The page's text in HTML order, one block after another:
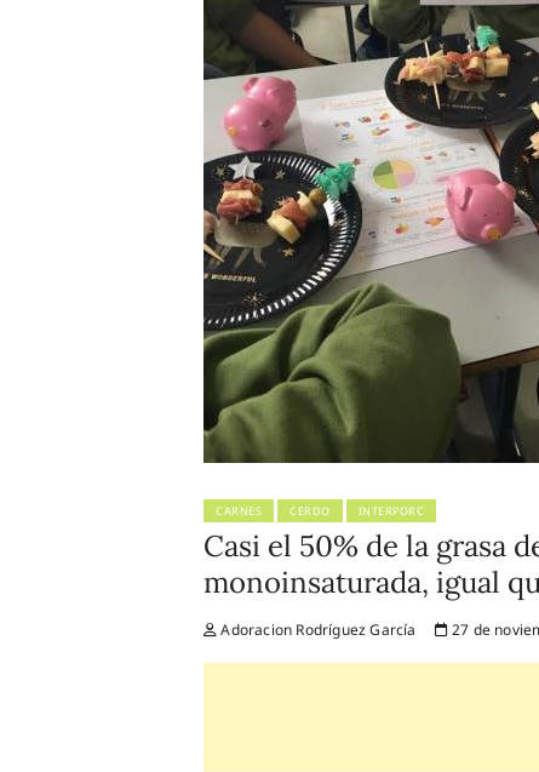
CARNES CERDO INTERPORC
Casi el 50% de la grasa
monoinsaturada, igual
Adoracion Rodríguez García 27 de